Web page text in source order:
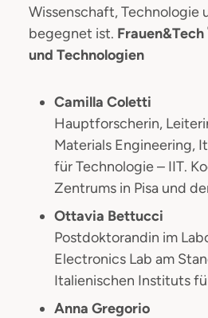
Wissenschaft, Technologie
begegnet ist. Frauen&Tech
und Technologien
Camilla Coletti
Hauptforscherin,
Materials Engineering,
für Technologie – IIT.
Zentrums in Pisa und
Ottavia Bettucci
Postdoktorandin im
Electronics Lab am
Italienischen Instituts
Anna Gregorio